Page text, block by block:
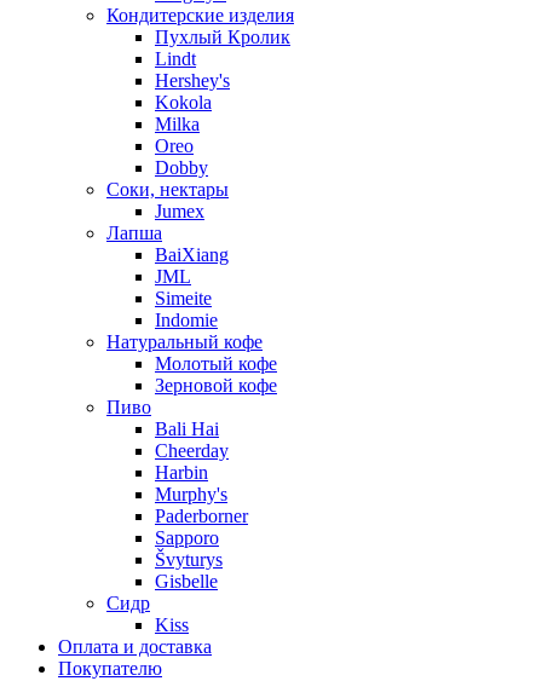
Кондитерские изделия
Пухлый Кролик
Lindt
Hershey's
Kokola
Milka
Oreo
Dobby
Соки, нектары
Jumex
Лапша
BaiXiang
JML
Simeite
Indomie
Натуральный кофе
Молотый кофе
Зерновой кофе
Пиво
Bali Hai
Cheerday
Harbin
Murphy's
Paderborner
Sapporo
Švyturys
Gisbelle
Сидр
Kiss
Оплата и доставка
Покупателю